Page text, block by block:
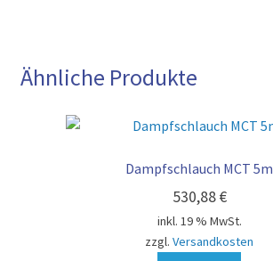
Ähnliche Produkte
Dampfschlauch MCT 5m
530,88€
inkl. 19 % MwSt.
zzgl. Versandkosten